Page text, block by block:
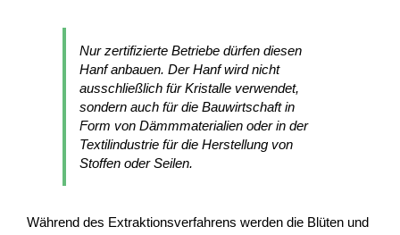
Nur zertifizierte Betriebe dürfen diesen
Hanf anbauen. Der Hanf wird nicht
ausschließlich für Kristalle verwendet,
sondern auch für die Bauwirtschaft in
Form von Dämmmaterialien oder in der
Textilindustrie für die Herstellung von
Stoffen oder Seilen.
Während des Extraktionsverfahrens werden die Blüten und